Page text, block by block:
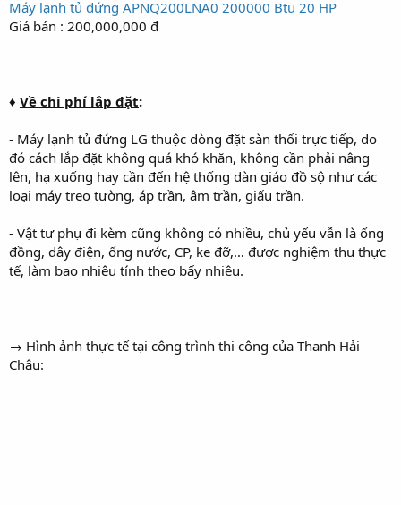
Máy lạnh tủ đứng APNQ200LNA0 200000 Btu 20 HP
Giá bán : 200,000,000 đ
♦ Về chi phí lắp đặt:
- Máy lạnh tủ đứng LG thuộc dòng đặt sàn thổi trực tiếp, do
đó cách lắp đặt không quá khó khăn, không cần phải nâng
lên, hạ xuống hay cần đến hệ thống dàn giáo đồ sộ như các
loại máy treo tường, áp trần, âm trần, giấu trần.
- Vật tư phụ đi kèm cũng không có nhiều, chủ yếu vẫn là ống
đồng, dây điện, ống nước, CP, ke đỡ,… được nghiệm thu thực
tế, làm bao nhiêu tính theo bấy nhiêu.
→ Hình ảnh thực tế tại công trình thi công của Thanh Hải
Châu: